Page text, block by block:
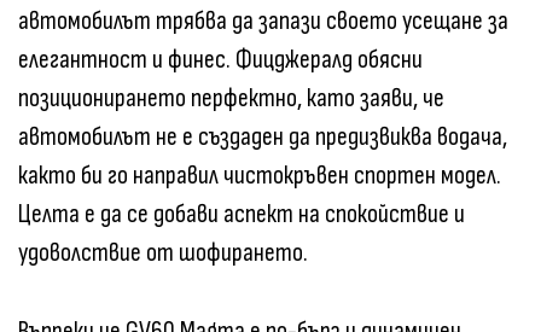
автомобилът трябва да запази своето усещане за
елегантност и финес. Фицджералд обясни
позиционирането перфектно, като заяви, че
автомобилът не е създаден да предизвиква водача,
както би го направил чистокръвен спортен модел.
Целта е да се добави аспект на спокойствие и
удоволствие от шофирането.